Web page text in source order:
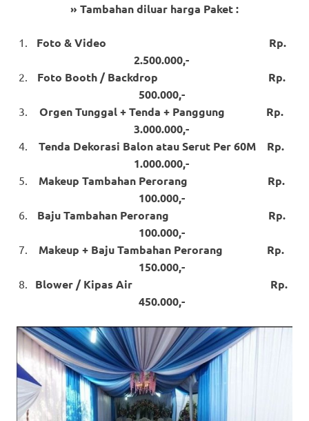
» Tambahan diluar harga Paket :
Foto & Video Rp.
2.500.000,-
Foto Booth / Backdrop Rp.
500.000,-
Orgen Tunggal + Tenda + Panggung Rp.
3.000.000,-
Tenda Dekorasi Balon atau Serut Per 60M Rp.
1.000.000,-
Makeup Tambahan Perorang Rp.
100.000,-
Baju Tambahan Perorang Rp.
100.000,-
Makeup + Baju Tambahan Perorang Rp.
150.000,-
Blower / Kipas Air Rp.
450.000,-